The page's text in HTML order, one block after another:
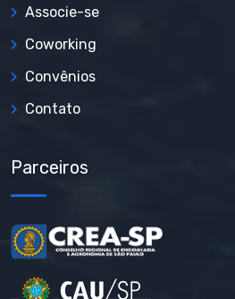
Associe-se
Coworking
Convênios
Contato
Parceiros